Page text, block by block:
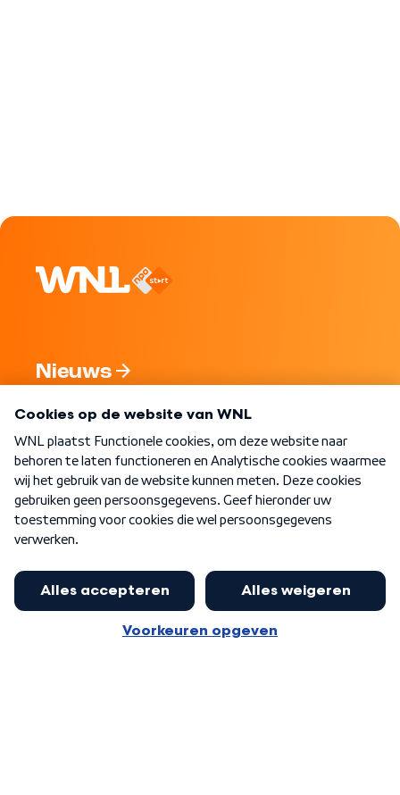
Nieuws
Nieuwsbrief
Word Lid